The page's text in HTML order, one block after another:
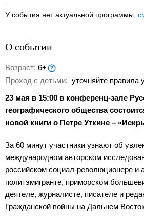
У события нет актуальной программы,
О событии
Возраст: 6+
Проход с детьми: уточняйте правила
23 мая в 15:00 в конференц-зале
географического общества
новой книги о Петре Уткине –
За 60 минут участники узнают об
международном авторском
российском социал-революционере и
политэмигранте, приморском
деятеле, журналисте, писателе и
Гражданской войны на Дальнем